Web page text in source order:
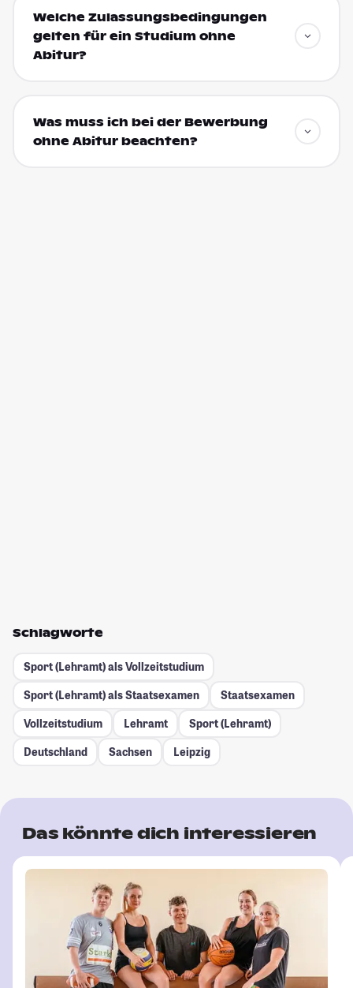
Welche Zulassungsbedingungen
gelten für ein Studium ohne
Abitur?
Was muss ich bei der Bewerbung
ohne Abitur beachten?
Schlagworte
Sport (Lehramt) als Vollzeitstudium
Sport (Lehramt) als Staatsexamen
Staatsexamen
Vollzeitstudium
Lehramt
Sport (Lehramt)
Deutschland
Sachsen Leipzig
Das könnte dich interessieren